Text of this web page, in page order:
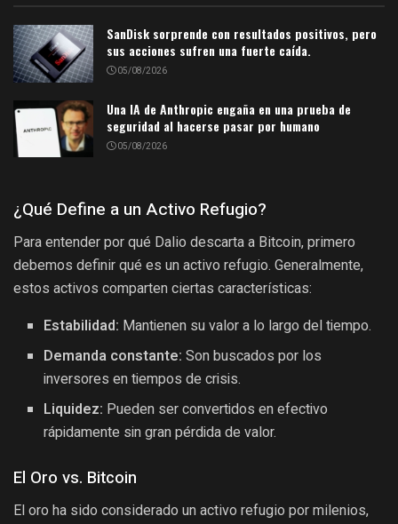
SanDisk sorprende con resultados positivos, pero
sus acciones sufren una fuerte caída.
05/08/2026
Una IA de Anthropic engaña en una prueba de
seguridad al hacerse pasar por humano
05/08/2026
¿Qué Define a un Activo Refugio?
Para entender por qué Dalio descarta a Bitcoin, primero
debemos definir qué es un activo refugio. Generalmente,
estos activos comparten ciertas características:
Estabilidad: Mantienen su valor a lo largo del tiempo.
Demanda constante: Son buscados por los
inversores en tiempos de crisis.
Liquidez: Pueden ser convertidos en efectivo
rápidamente sin gran pérdida de valor.
El Oro vs. Bitcoin
El oro ha sido considerado un activo refugio por milenios,